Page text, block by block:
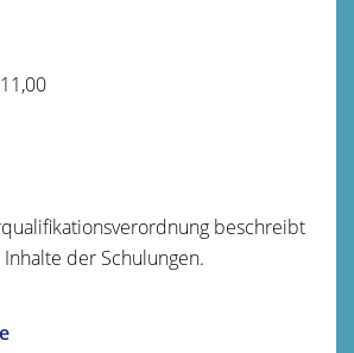
beschreibt
der Schulungen.